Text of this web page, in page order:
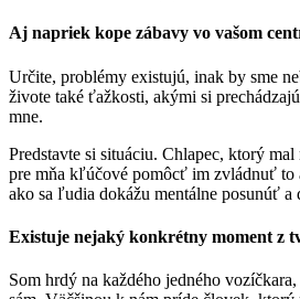
Aj napriek kope zábavy vo vašom
Určite, problémy existujú, inak by sme
živote také ťažkosti, akými si
mne.
Predstavte si situáciu. Chlapec, ktorý
pre mňa kľúčové pomôcť im zvládnuť to
ako sa ľudia dokážu mentálne posunúť
Existuje nejaký konkrétny moment z
Som hrdý na každého jedného